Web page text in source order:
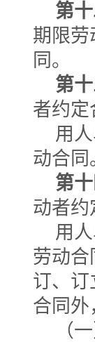
第
期限劳
同。
第
者约定
用
动合同
第
动者约
用
劳动合
订、订
合同外
（